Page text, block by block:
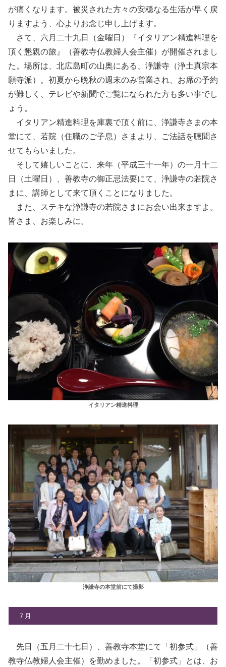
が痛くなります。被災された方々の安穏なる生活が早く戻
りますよう、心よりお念じ申し上げます。
さて、六月二十九日（金曜日）『イタリアン精進料理を
頂く懇親の旅』（善教寺仏教婦人会主催）が開催されまし
た。場所は、北広島町の山奥にある、浄謙寺（浄土真宗本
願寺派）。初夏から晩秋の週末のみ営業され、お席の予約
が難しく、テレビや新聞でご覧になられた方も多い事でし
ょう。
イタリアン精進料理を庫裏で頂く前に、浄謙寺さまの本
堂にて、若院（住職のご子息）さまより、ご法話を聴聞さ
せてもらいました。
そして嬉しいことに、来年（平成三十一年）の一月十二
日（土曜日）、善教寺の御正忌法要にて、浄謙寺の若院さ
まに、講師として来て頂くことになりました。
また、ステキな浄謙寺の若院さまにお会い出来ますよ。
皆さま、お楽しみに。
イタリアン精進料理
浄謙寺の本堂前にて撮影
７月
先日（五月二十七日）、善教寺本堂にて「初参式」（善
教寺仏教婦人会主催）を勤めました。「初参式」とは、お